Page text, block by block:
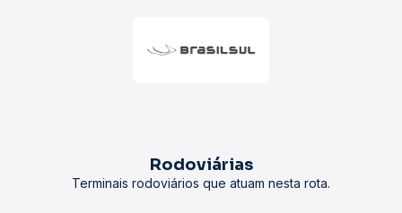
Rodoviárias
Terminais rodoviários que atuam nesta rota.